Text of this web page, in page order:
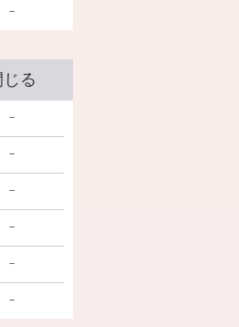
－
じる
－
－
－
－
－
－